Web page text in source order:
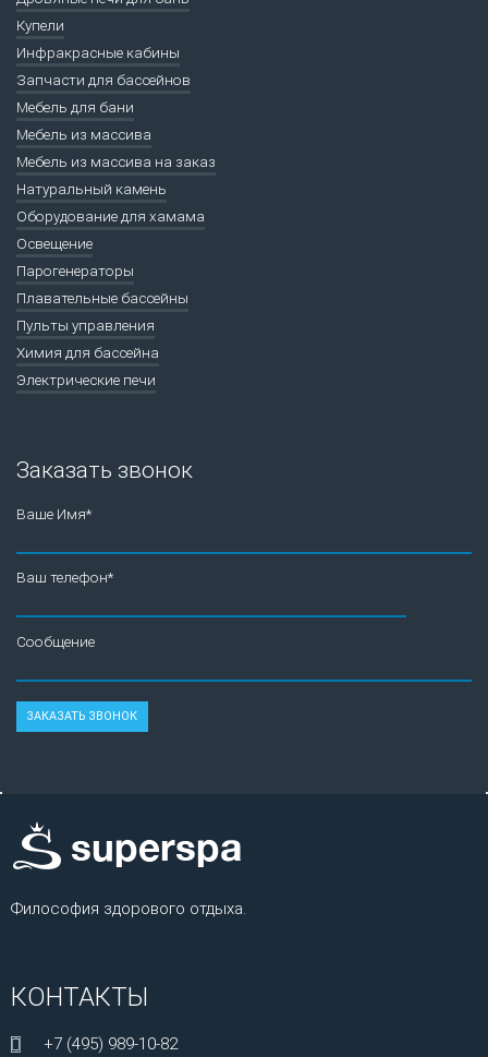
Купели
Инфракрасные кабины
Запчасти для бассейнов
Мебель для бани
Мебель из массива
Мебель из массива на заказ
Натуральный камень
Оборудование для хамама
Освещение
Парогенераторы
Плавательные бассейны
Пульты управления
Химия для бассейна
Электрические печи
Заказать звонок
Ваше Имя*
Ваш телефон*
Сообщение
Философия здорового отдыха.
КОНТАКТЫ
+7 (495) 989-10-82